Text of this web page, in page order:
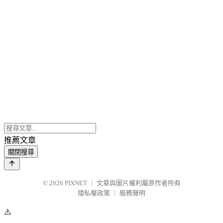
推薦文章
關閉搜尋
© 2026 PIXNET
文章與圖片權利屬原作者所有
隱私權政策
服務聲明
⚠️